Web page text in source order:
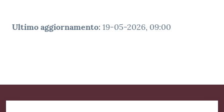
Ultimo aggiornamento: 19-05-2026, 09:00